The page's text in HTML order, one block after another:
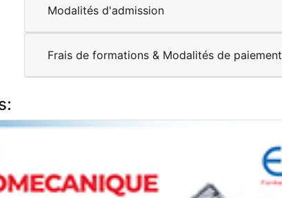
Modalités d'admission
Frais de formations & Modalités de paiement